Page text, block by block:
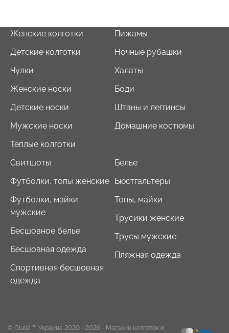
Женские колготки
Детские колготки
Чулки
Женские носки
Детские носки
Мужские носки
Теплые колготки
Пижамы
Ночные рубашки
Халаты
Боди
Штаны и леггинсы
Домашние костюмы
Свитшоты
Футболки, топы женские
Футболки, майки
мужские
Бесшовное белье
Бесшовная одежда
Спортивная бесшовная
одежда
Белье
Бюстгальтеры
Топы, майки
Трусики женские
Трусы мужские
Пляжная одежда
© Giulia ™ Украина 2020 - 2026 - Магазин колготок и